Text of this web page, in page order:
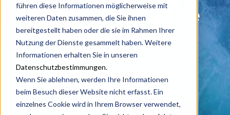
führen diese Informationen möglicherweise mit
weiteren Daten zusammen, die Sie ihnen
bereitgestellt haben oder die sie im Rahmen Ihrer
Nutzung der Dienste gesammelt haben. Weitere
Informationen erhalten Sie in unseren
Datenschutzbestimmungen.
Wenn Sie ablehnen, werden Ihre Informationen
beim Besuch dieser Website nicht erfasst. Ein
einzelnes Cookie wird in Ihrem Browser verwendet,
Erfahren Sie, wie die
Apteco Marketing
Software Ihr
Unternehmen
unterstützen kann